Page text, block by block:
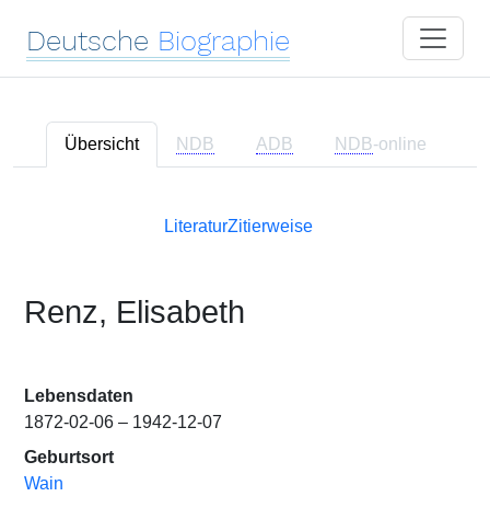
Deutsche Biographie
Übersicht NDB ADB NDB-online
LiteraturZitierweise
Renz, Elisabeth
Lebensdaten
1872-02-06 – 1942-12-07
Geburtsort
Wain